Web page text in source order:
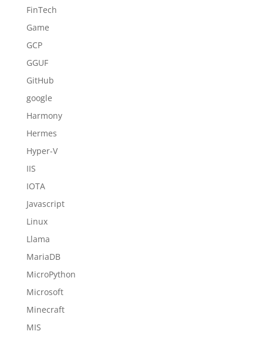
FinTech
Game
GCP
GGUF
GitHub
google
Harmony
Hermes
Hyper-V
IIS
IOTA
Javascript
Linux
Llama
MariaDB
MicroPython
Microsoft
Minecraft
MIS